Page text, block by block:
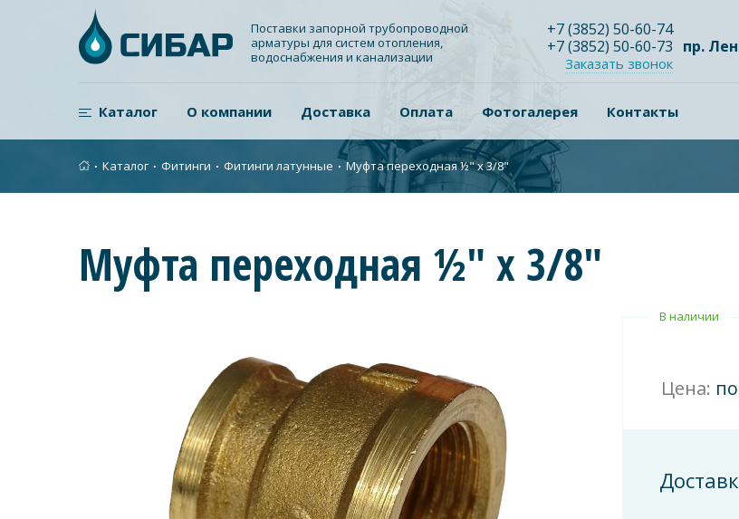
Поставки запорной трубопроводной
арматуры для систем отопления,
водоснабжения и канализации
+7(3852) 50-60-74
+7(3852) 50-60-73
Заказать звонок
пр.
Каталог О компании Доставка Оплата Фотогалерея Контакты
∙ Каталог ∙ Фитинги ∙ Фитинги латунные ∙ Муфта переходная ½" x 3/8"
Муфта переходная ½" x 3/8"
В наличии
Цена: